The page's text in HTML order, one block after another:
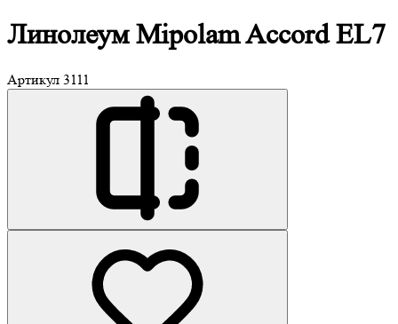
Линолеум MipolamAccord EL7
Артикул 3111